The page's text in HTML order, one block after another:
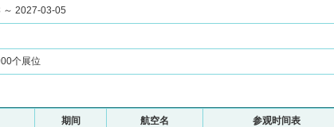
2027-03-05
个展位
期间 航空名 参观时间表